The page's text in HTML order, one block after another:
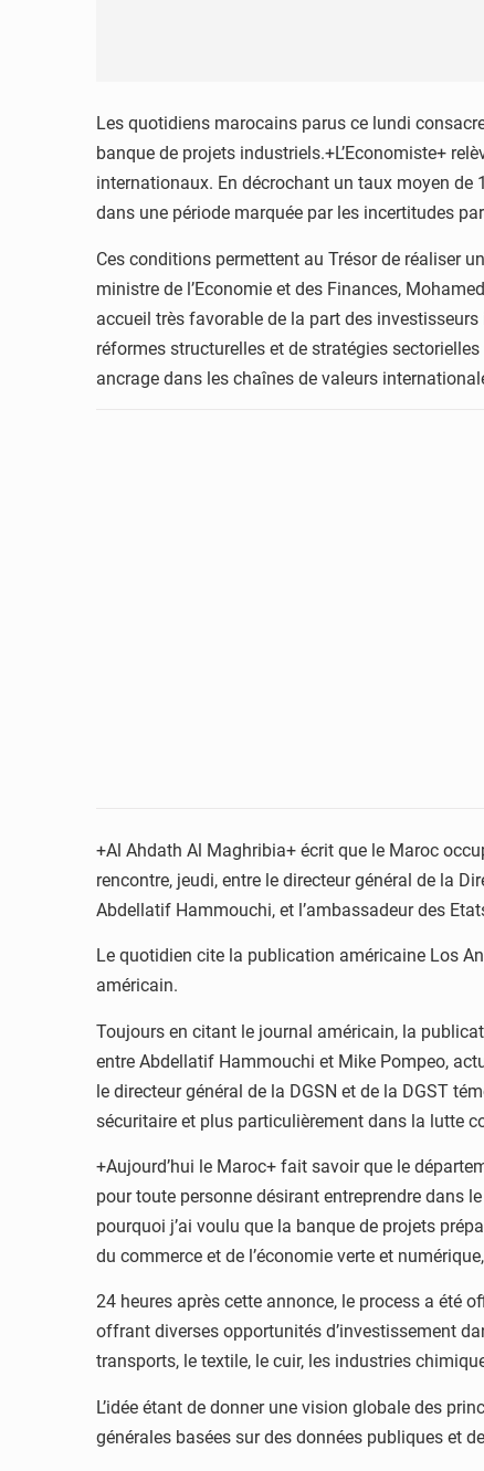
Les quotidiens marocains parus ce lundi
banque de projets industriels.+L’Economiste+
internationaux. En décrochant un taux moyen de
dans une période marquée par les incertitudes
Ces conditions permettent au Trésor de réaliser
ministre de l’Economie et des Finances,
accueil très favorable de la part des
réformes structurelles et de stratégies
ancrage dans les chaînes de valeurs
+Al Ahdath Al Maghribia+ écrit que le Maroc
rencontre, jeudi, entre le directeur général de la
Abdellatif Hammouchi, et l’ambassadeur des
Le quotidien cite la publication américaine Los
américain.
Toujours en citant le journal américain, la
entre Abdellatif Hammouchi et Mike Pompeo,
le directeur général de la DGSN et de la DGST
sécuritaire et plus particulièrement dans la lutte
+Aujourd’hui le Maroc+ fait savoir que le
pour toute personne désirant entreprendre dans
pourquoi j’ai voulu que la banque de projets
du commerce et de l’économie verte et
24 heures après cette annonce, le process a été
offrant diverses opportunités d’investissement
transports, le textile, le cuir, les industries
L’idée étant de donner une vision globale des
générales basées sur des données publiques et